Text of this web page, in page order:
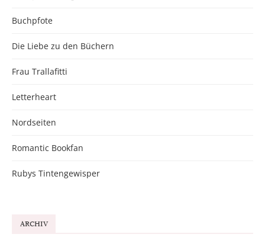
Buchpfote
Die Liebe zu den Büchern
Frau Trallafitti
Letterheart
Nordseiten
Romantic Bookfan
Rubys Tintengewisper
ARCHIV